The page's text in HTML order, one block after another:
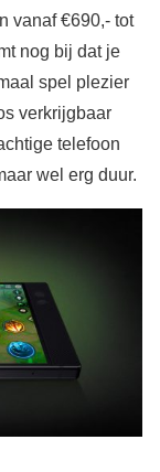
vanaf €690,- tot
nog bij dat je
spel plezier
verkrijgbaar
telefoon
wel erg duur.